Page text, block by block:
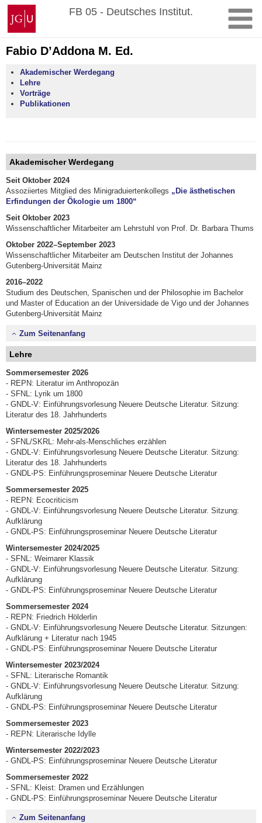
Zum
Inhalt
springen
Johannes
Gutenberg-
Universität
Mainz
FB 05 - Deutsches Institut.
Fabio D’Addona M. Ed.
Akademischer Werdegang
Lehre
Vorträge
Publikationen
Akademischer Werdegang
Seit Oktober 2024
Assoziiertes Mitglied des Minigraduiertenkollegs „Die ästhetischen
Erfindungen der Ökologie um 1800“
Seit Oktober 2023
Wissenschaftlicher Mitarbeiter am Lehrstuhl von Prof. Dr. Barbara Thums
Oktober 2022–September 2023
Wissenschaftlicher Mitarbeiter am Deutschen Institut der Johannes
Gutenberg-Universität Mainz
2016–2022
Studium des Deutschen, Spanischen und der Philosophie im Bachelor
und Master of Education an der Universidade de Vigo und der Johannes
Gutenberg-Universität Mainz
Zum Seitenanfang
Lehre
Sommersemester 2026
- REPN: Literatur im Anthropozän
- SFNL: Lyrik um 1800
- GNDL-V: Einführungsvorlesung Neuere Deutsche Literatur. Sitzung:
Literatur des 18. Jahrhunderts
Wintersemester 2025/2026
- SFNL/SKRL: Mehr-als-Menschliches erzählen
- GNDL-V: Einführungsvorlesung Neuere Deutsche Literatur. Sitzung:
Literatur des 18. Jahrhunderts
- GNDL-PS: Einführungsproseminar Neuere Deutsche Literatur
Sommersemester 2025
- REPN: Ecocriticism
- GNDL-V: Einführungsvorlesung Neuere Deutsche Literatur. Sitzung:
Aufklärung
- GNDL-PS: Einführungsproseminar Neuere Deutsche Literatur
Wintersemester 2024/2025
- SFNL: Weimarer Klassik
- GNDL-V: Einführungsvorlesung Neuere Deutsche Literatur. Sitzung:
Aufklärung
- GNDL-PS: Einführungsproseminar Neuere Deutsche Literatur
Sommersemester 2024
- REPN: Friedrich Hölderlin
- GNDL-V: Einführungsvorlesung Neuere Deutsche Literatur. Sitzungen:
Aufklärung + Literatur nach 1945
- GNDL-PS: Einführungsproseminar Neuere Deutsche Literatur
Wintersemester 2023/2024
- SFNL: Literarische Romantik
- GNDL-V: Einführungsvorlesung Neuere Deutsche Literatur. Sitzung:
Aufklärung
- GNDL-PS: Einführungsproseminar Neuere Deutsche Literatur
Sommersemester 2023
- REPN: Literarische Idylle
Wintersemester 2022/2023
- GNDL-PS: Einführungsproseminar Neuere Deutsche Literatur
Sommersemester 2022
- SFNL: Kleist: Dramen und Erzählungen
- GNDL-PS: Einführungsproseminar Neuere Deutsche Literatur
Zum Seitenanfang